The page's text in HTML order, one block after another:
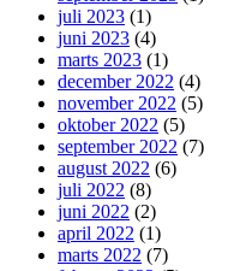
juli 2023 (1)
juni 2023 (4)
marts 2023 (1)
december 2022 (4)
november 2022 (5)
oktober 2022 (5)
september 2022 (7)
august 2022 (6)
juli 2022 (8)
juni 2022 (2)
april 2022 (1)
marts 2022 (7)